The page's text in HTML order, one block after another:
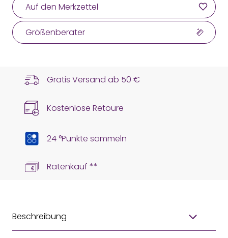
Auf den Merkzettel
Größenberater
Gratis Versand ab 50 €
Kostenlose Retoure
24 °Punkte sammeln
Ratenkauf **
Beschreibung